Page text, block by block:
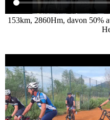
153km, 2860Hm, davon 50%